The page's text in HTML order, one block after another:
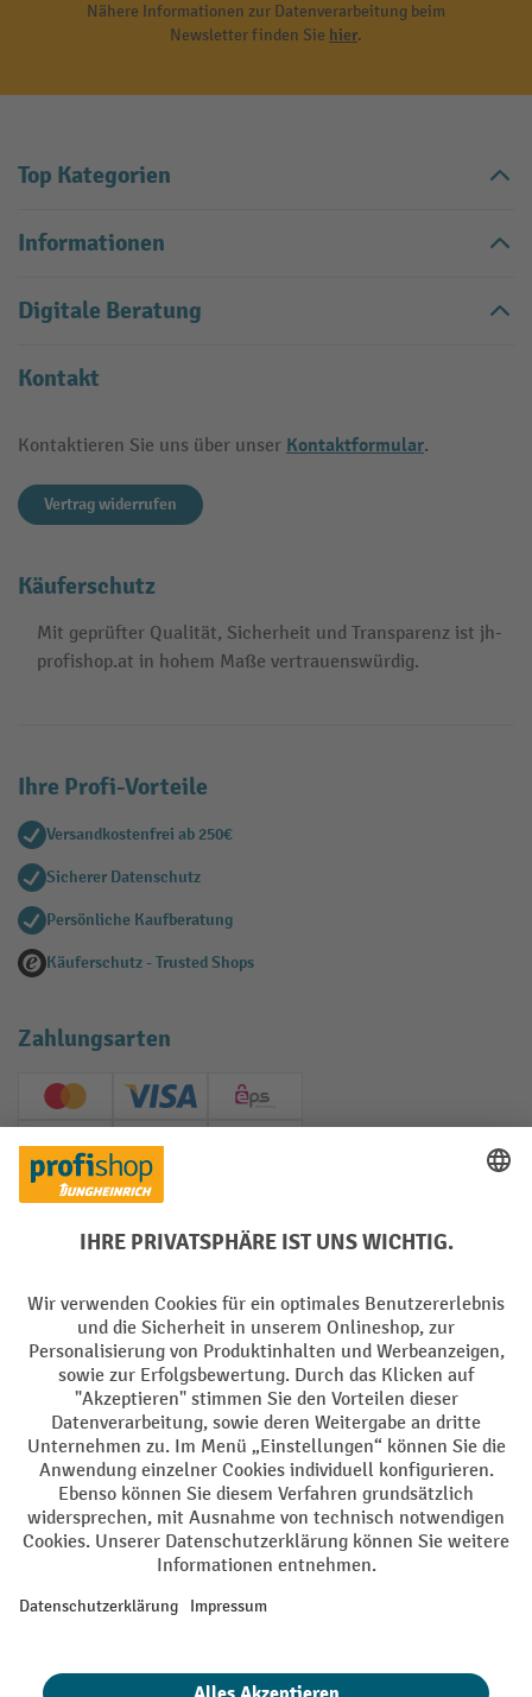
Nähere Informationen zur Datenverarbeitung beim
Newsletter finden Sie hier.
Top Kategorien
Informationen
Digitale Beratung
Kontakt
Kontaktieren Sie uns über unser Kontaktformular.
Vertrag widerrufen
Käuferschutz
Mit geprüfter Qualität, Sicherheit und Transparenz ist jh-
profishop.at in hohem Maße vertrauenswürdig.
Ihre Profi-Vorteile
Versandkostenfrei ab 250€
Sicherer Datenschutz
Persönliche Kaufberatung
Käuferschutz - Trusted Shops
Zahlungsarten
Creditcard (Master)Creditcard (Visa)
EPS
PayPal
Soziale Netzwerke
Impressum Datenschutz
Barrierefreiheit Privacy Settings
Alle Preise exkl. gesetzl. Mehrwertsteuer zzgl.Versandkostenund ggf.
Nachnahmegebühren, wenn nicht anders angegeben.
¹ Der Rabatt gilt so lange der Vorrat reicht. Der Rabatt gilt nicht auf
oder Gutscheinen ist nicht möglich. | ² Der Rabatt wird einmalig bei
eingelöst werden. Die Höhe des Rabatts variiert je nach